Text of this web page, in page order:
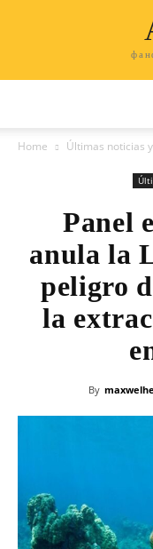
Home Últimas noticias
Panel
anula la
peligro
la
By